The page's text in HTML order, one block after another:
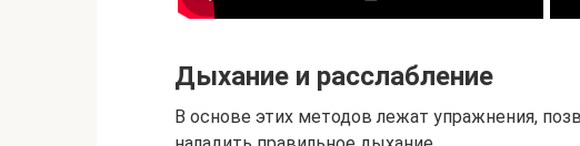
Дыхание и расслабление
В основе этих методов лежат упражнения,